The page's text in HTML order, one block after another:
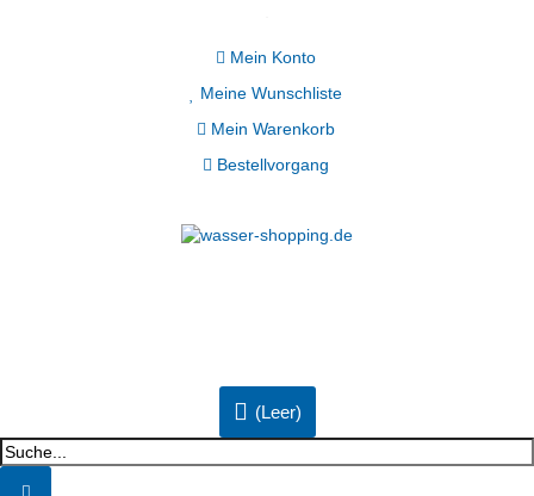
Mein Konto
Meine Wunschliste
Mein Warenkorb
Bestellvorgang
(Leer)